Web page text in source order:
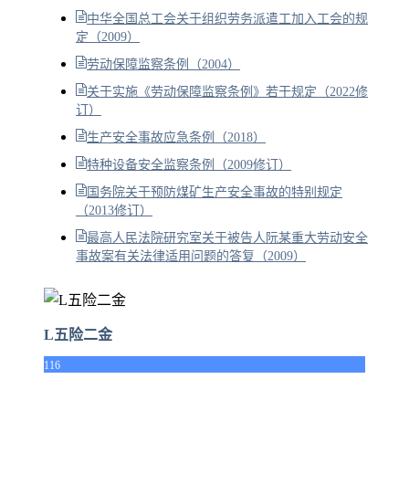
中华全国总工会关于组织劳务派遣工加入工会的规
定（2009）
劳动保障监察条例（2004）
关于实施《劳动保障监察条例》若干规定（2022修
订）
生产安全事故应急条例（2018）
特种设备安全监察条例（2009修订）
国务院关于预防煤矿生产安全事故的特别规定
（2013修订）
最高人民法院研究室关于被告人阮某重大劳动安全
事故案有关法律适用问题的答复（2009）
L五险二金
116